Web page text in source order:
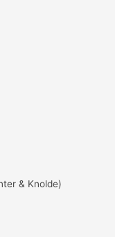
& Knolde)